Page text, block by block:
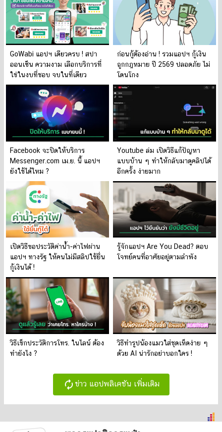
GoWabi แอปฯ เดียวครบ ! สปา
ออนเซ็น ความงาม เลือกบริการที่
ใช่ในงบที่ชอบ จบในที่เดียว
ก่อนกู้ต้องอ่าน ! รวมแอปฯ กู้เงิน
ถูกกฎหมาย ปี 2569 ปลอดภัย ไม่
โดนโกง
Facebook จะปิดให้บริการ
Messenger.com เม.ย. นี้ แอปฯ
ยังใช้ได้ไหม ?
Youtube ล่ม เปิดวิธีแก้ปัญหา
แบบบ้าน ๆ ทำให้กลับมาดูคลิปได้
อีกครั้ง ง่ายมาก
เปิดวิธีขอประวัติค่าน้ำ-ค่าไฟผ่าน
แอปฯ ทางรัฐ ให้คนไม่มีสลิปใช้ยื่น
กู้เงินได้ !
รู้จักแอปฯ Are You Dead? ตอบ
โจทย์คนที่อาศัยอยู่ตามลำพัง
วิธีเช็กประวัติการโทร. ในไลน์ ต้อง
ทำยังไง ?
วิธีทำรูปน้องแมวใส่ชุดเห็ดง่าย ๆ
ด้วย AI น่ารักอย่าบอกใคร !
autorenew ข่าว แอปพลิเคชัน เพิ่มเติม